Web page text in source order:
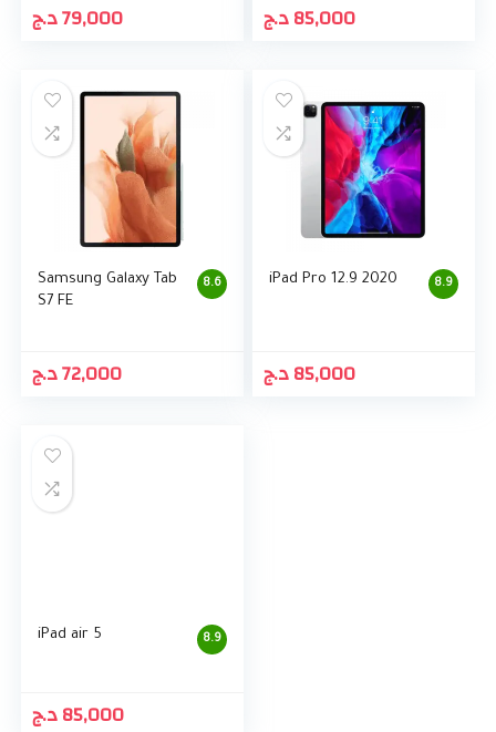
79,000د.ج 85,000د.ج
8.6
Samsung Galaxy Tab
S7 FE
72,000د.ج
8.9
iPad Pro 12.9 2020
85,000د.ج
8.9
iPad air 5
85,000د.ج